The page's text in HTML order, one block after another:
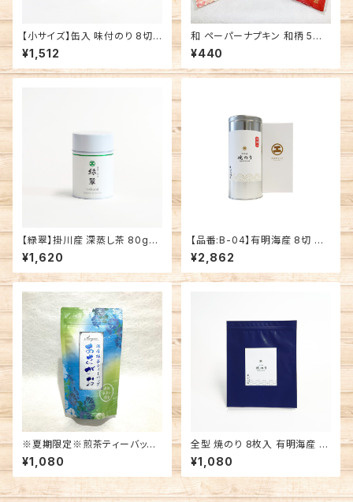
【小サイズ】缶入 味付のり 8切6
4枚 有明海産 焼海苔
¥1,512
和 ペーパーナプキン 和柄 5種
類
¥440
【緑翠】掛川産 深蒸し茶 80g缶
入
¥1,620
【品番:B-04】有明海産 8切 初
摘み焼のりギフト
¥2,862
※夏期限定※煎茶ティーバッグ
あさがお(ひもなし)
¥1,080
全型 焼のり 8枚入 有明海産 板
海苔 焼海苔
¥1,080